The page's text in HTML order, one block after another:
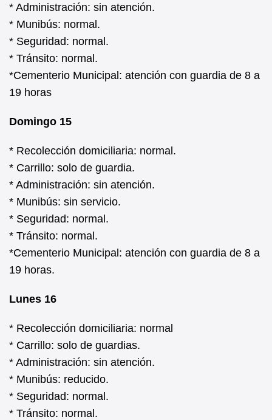
* Administración: sin atención.
* Munibús: normal.
* Seguridad: normal.
* Tránsito: normal.
*Cementerio Municipal: atención con guardia de 8 a
19 horas
Domingo 15
* Recolección domiciliaria: normal.
* Carrillo: solo de guardia.
* Administración: sin atención.
* Munibús: sin servicio.
* Seguridad: normal.
* Tránsito: normal.
*Cementerio Municipal: atención con guardia de 8 a
19 horas.
Lunes 16
* Recolección domiciliaria: normal
* Carrillo: solo de guardias.
* Administración: sin atención.
* Munibús: reducido.
* Seguridad: normal.
* Tránsito: normal.